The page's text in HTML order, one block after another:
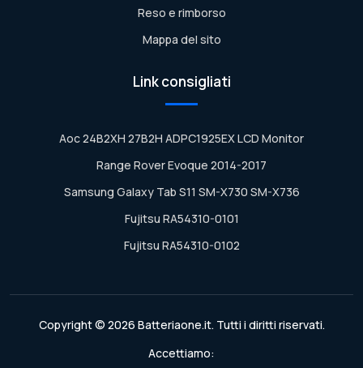
Reso e rimborso
Mappa del sito
Link consigliati
Aoc 24B2XH 27B2H ADPC1925EX LCD Monitor
Range Rover Evoque 2014-2017
Samsung Galaxy Tab S11 SM-X730 SM-X736
Fujitsu RA54310-0101
Fujitsu RA54310-0102
Copyright © 2026 Batteriaone.it. Tutti i diritti riservati.
Accettiamo: